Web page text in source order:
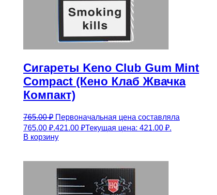
Сигареты Keno Club Gum Mint
Compact (Кено Клаб Жвачка
Компакт)
765.00₽ Первоначальная цена составляла
765.00 ₽.421.00 ₽Текущая цена: 421.00 ₽.
В корзину